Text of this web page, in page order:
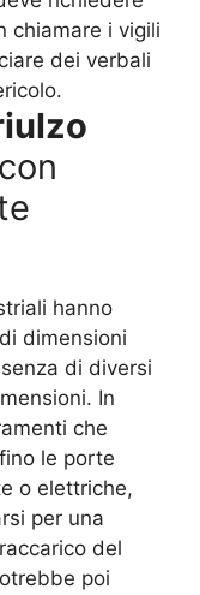
chiamare i vigili
dei verbali
con
hanno
dimensioni
di diversi
In
che
le porte
o elettriche,
per una
del
poi